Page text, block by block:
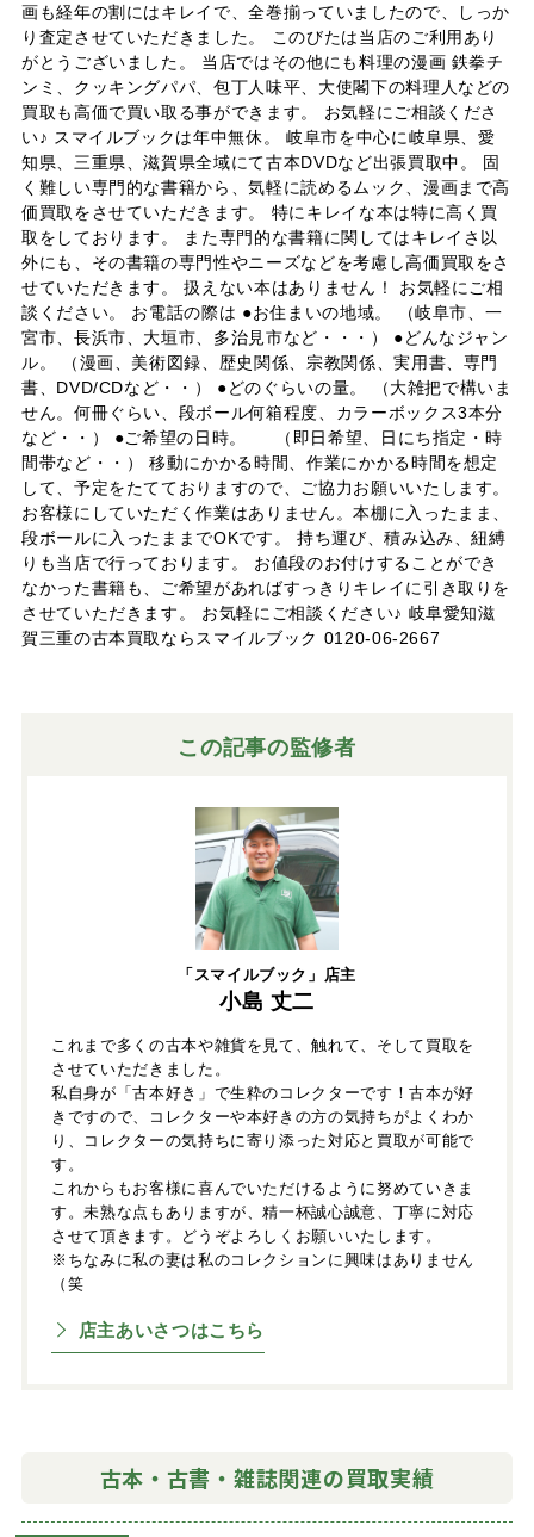
画も経年の割にはキレイで、全巻揃っていましたので、しっか
り査定させていただきました。 このびたは当店のご利用あり
がとうございました。 当店ではその他にも料理の漫画 鉄拳チ
ンミ、クッキングパパ、包丁人味平、大使閣下の料理人などの
買取も高価で買い取る事ができます。 お気軽にご相談くださ
い♪ スマイルブックは年中無休。 岐阜市を中心に岐阜県、愛
知県、三重県、滋賀県全域にて古本DVDなど出張買取中。 固
く難しい専門的な書籍から、気軽に読めるムック、漫画まで高
価買取をさせていただきます。 特にキレイな本は特に高く買
取をしております。 また専門的な書籍に関してはキレイさ以
外にも、その書籍の専門性やニーズなどを考慮し高価買取をさ
せていただきます。 扱えない本はありません！ お気軽にご相
談ください。 お電話の際は ●お住まいの地域。 （岐阜市、一
宮市、長浜市、大垣市、多治見市など・・・） ●どんなジャン
ル。 （漫画、美術図録、歴史関係、宗教関係、実用書、専門
書、DVD/CDなど・・） ●どのぐらいの量。 （大雑把で構いま
せん。何冊ぐらい、段ボール何箱程度、カラーボックス3本分
など・・） ●ご希望の日時。 （即日希望、日にち指定・時
間帯など・・） 移動にかかる時間、作業にかかる時間を想定
して、予定をたてておりますので、ご協力お願いいたします。
お客様にしていただく作業はありません。本棚に入ったまま、
段ボールに入ったままでOKです。 持ち運び、積み込み、紐縛
りも当店で行っております。 お値段のお付けすることができ
なかった書籍も、ご希望があればすっきりキレイに引き取りを
させていただきます。 お気軽にご相談ください♪ 岐阜愛知滋
賀三重の古本買取ならスマイルブック 0120-06-2667
この記事の監修者
「スマイルブック」店主
小島 丈二
これまで多くの古本や雑貨を見て、触れて、そして買取を
させていただきました。
私自身が「古本好き」で生粋のコレクターです！古本が好
きですので、コレクターや本好きの方の気持ちがよくわか
り、コレクターの気持ちに寄り添った対応と買取が可能で
す。
これからもお客様に喜んでいただけるように努めていきま
す。未熟な点もありますが、精一杯誠心誠意、丁寧に対応
させて頂きます。どうぞよろしくお願いいたします。
※ちなみに私の妻は私のコレクションに興味はありません
（笑
店主あいさつはこちら
古本・古書・雑誌関連の買取実績